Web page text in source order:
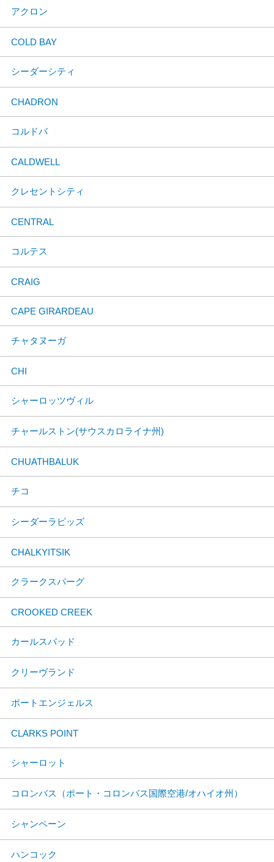
アクロン
COLD BAY
シーダーシティ
CHADRON
コルドバ
CALDWELL
クレセントシティ
CENTRAL
コルテス
CRAIG
CAPE GIRARDEAU
チャタヌーガ
CHI
シャーロッツヴィル
チャールストン(サウスカロライナ州)
CHUATHBALUK
チコ
シーダーラピッズ
CHALKYITSIK
クラークスバーグ
CROOKED CREEK
カールスバッド
クリーヴランド
ポートエンジェルス
CLARKS POINT
シャーロット
コロンバス（ポート・コロンバス国際空港/オハイオ州）
シャンペーン
ハンコック